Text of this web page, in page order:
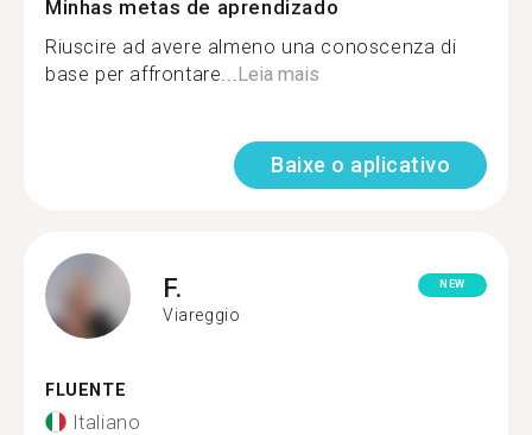
Minhas metas de aprendizado
Riuscire ad avere almeno una conoscenza di
base per affrontare...Leia mais
Baixe o aplicativo
F.
Viareggio
NEW
FLUENTE
Italiano